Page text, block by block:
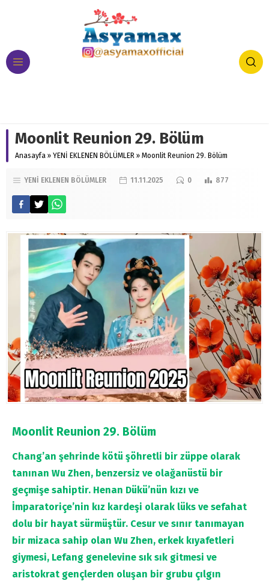
Moonlit Reunion 29. Bölüm
Anasayfa » YENİ EKLENEN BÖLÜMLER » Moonlit Reunion 29. Bölüm
YENİ EKLENEN BÖLÜMLER 11.11.2025 0 877
Moonlit Reunion 29. Bölüm
Chang’an şehrinde kötü şöhretli bir züppe olarak
tanınan Wu Zhen, benzersiz ve olağanüstü bir
geçmişe sahiptir. Henan Dükü’nün kızı ve
İmparatoriçe’nin kız kardeşi olarak lüks ve sefahat
dolu bir hayat sürmüştür. Cesur ve sınır tanımayan
bir mizaca sahip olan Wu Zhen, erkek kıyafetleri
giymesi, Lefang genelevine sık sık gitmesi ve
aristokrat gençlerden oluşan bir grubu çılgın